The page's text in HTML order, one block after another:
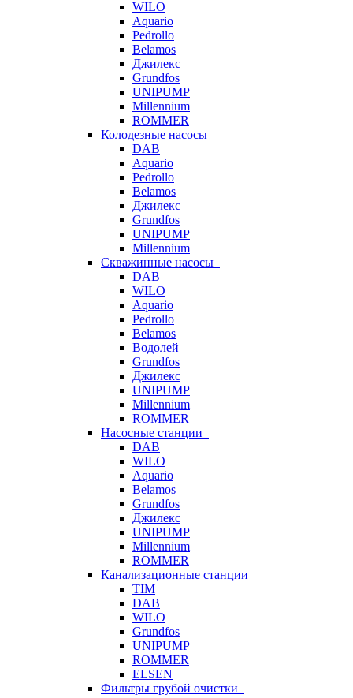
WILO
Aquario
Pedrollo
Belamos
Джилекс
Grundfos
UNIPUMP
Millennium
ROMMER
Колодезные насосы
DAB
Aquario
Pedrollo
Belamos
Джилекс
Grundfos
UNIPUMP
Millennium
Скважинные насосы
DAB
WILO
Aquario
Pedrollo
Belamos
Водолей
Grundfos
Джилекс
UNIPUMP
Millennium
ROMMER
Насосные станции
DAB
WILO
Aquario
Belamos
Grundfos
Джилекс
UNIPUMP
Millennium
ROMMER
Канализационные станции
TIM
DAB
WILO
Grundfos
UNIPUMP
ROMMER
ELSEN
Фильтры грубой очистки